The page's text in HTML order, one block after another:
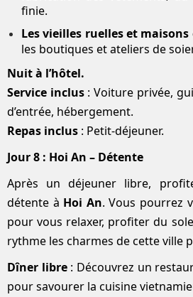
finie.
Les vieilles ruelles et maisons
les boutiques et ateliers de
Nuit à l’hôtel.
Service inclus: Voiture privée,
d’entrée, hébergement.
Repas inclus : Petit-déjeuner.
Jour 8 : Hoi An – Détente
Après un déjeuner libre,
détente à Hoi An. Vous pourrez
pour vous relaxer, profiter du
rythme les charmes de cette ville
Dîner libre: Découvrez un
pour savourer la cuisine